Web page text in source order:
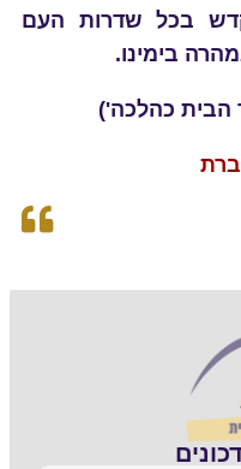
בכל שדרות העם
בימינו.
כהלכה')